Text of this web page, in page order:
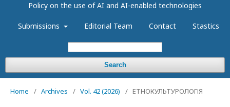
Policy on the use of AI and AI-enabled technologies
Submissions Editorial Team Contact Stastics
Search
Home / Archives / Vol. 42 (2026) / ЕТНОКУЛЬТУРОЛОГІЯ